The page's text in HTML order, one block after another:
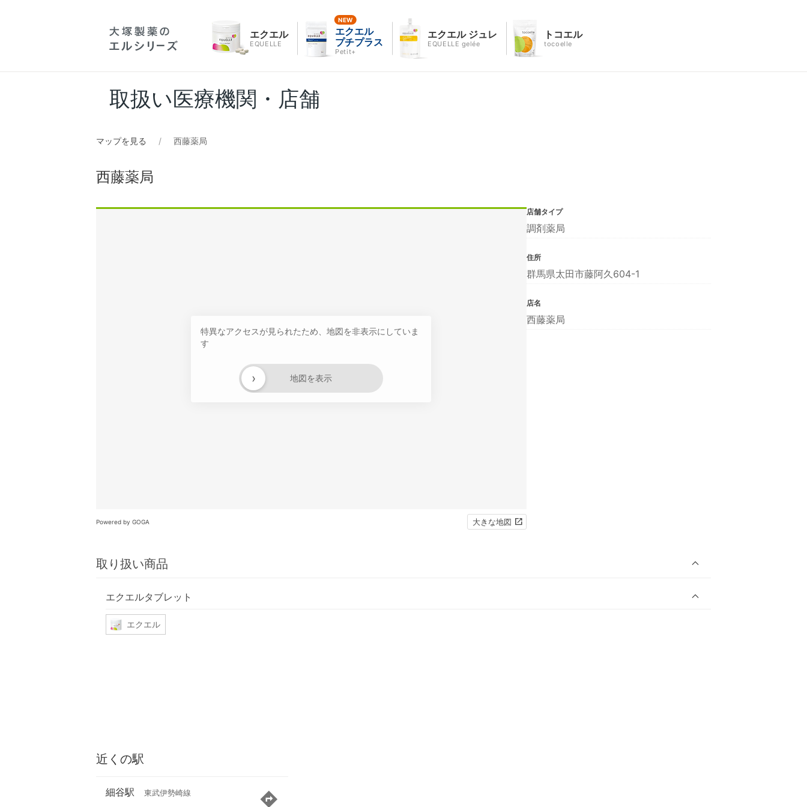
エクエル
EQUELLE
エクエル
プチプラス
Petit+
エクエル ジュレ
EQUELLE gelée
トコエル
tocoelle
取扱い医療機関・店舗
マップを見る 西藤薬局
西藤薬局
特異なアクセスが見られたため、地図を非表示にしていま
す
地図を表示
›
Powered by GOGA 大きな地図
取り扱い商品
エクエルタブレット
エクエル
店舗タイプ
調剤薬局
住所
群馬県太田市藤阿久604-1
店名
西藤薬局
近くの駅
細谷駅 東武伊勢崎線